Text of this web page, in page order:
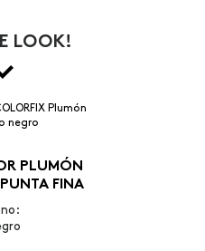
LOOK!
PLUMÓN
FINA